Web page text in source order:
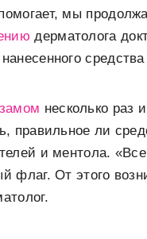
мы
дерматолога
несколько раз
правильное ли
и ментола.
От этого